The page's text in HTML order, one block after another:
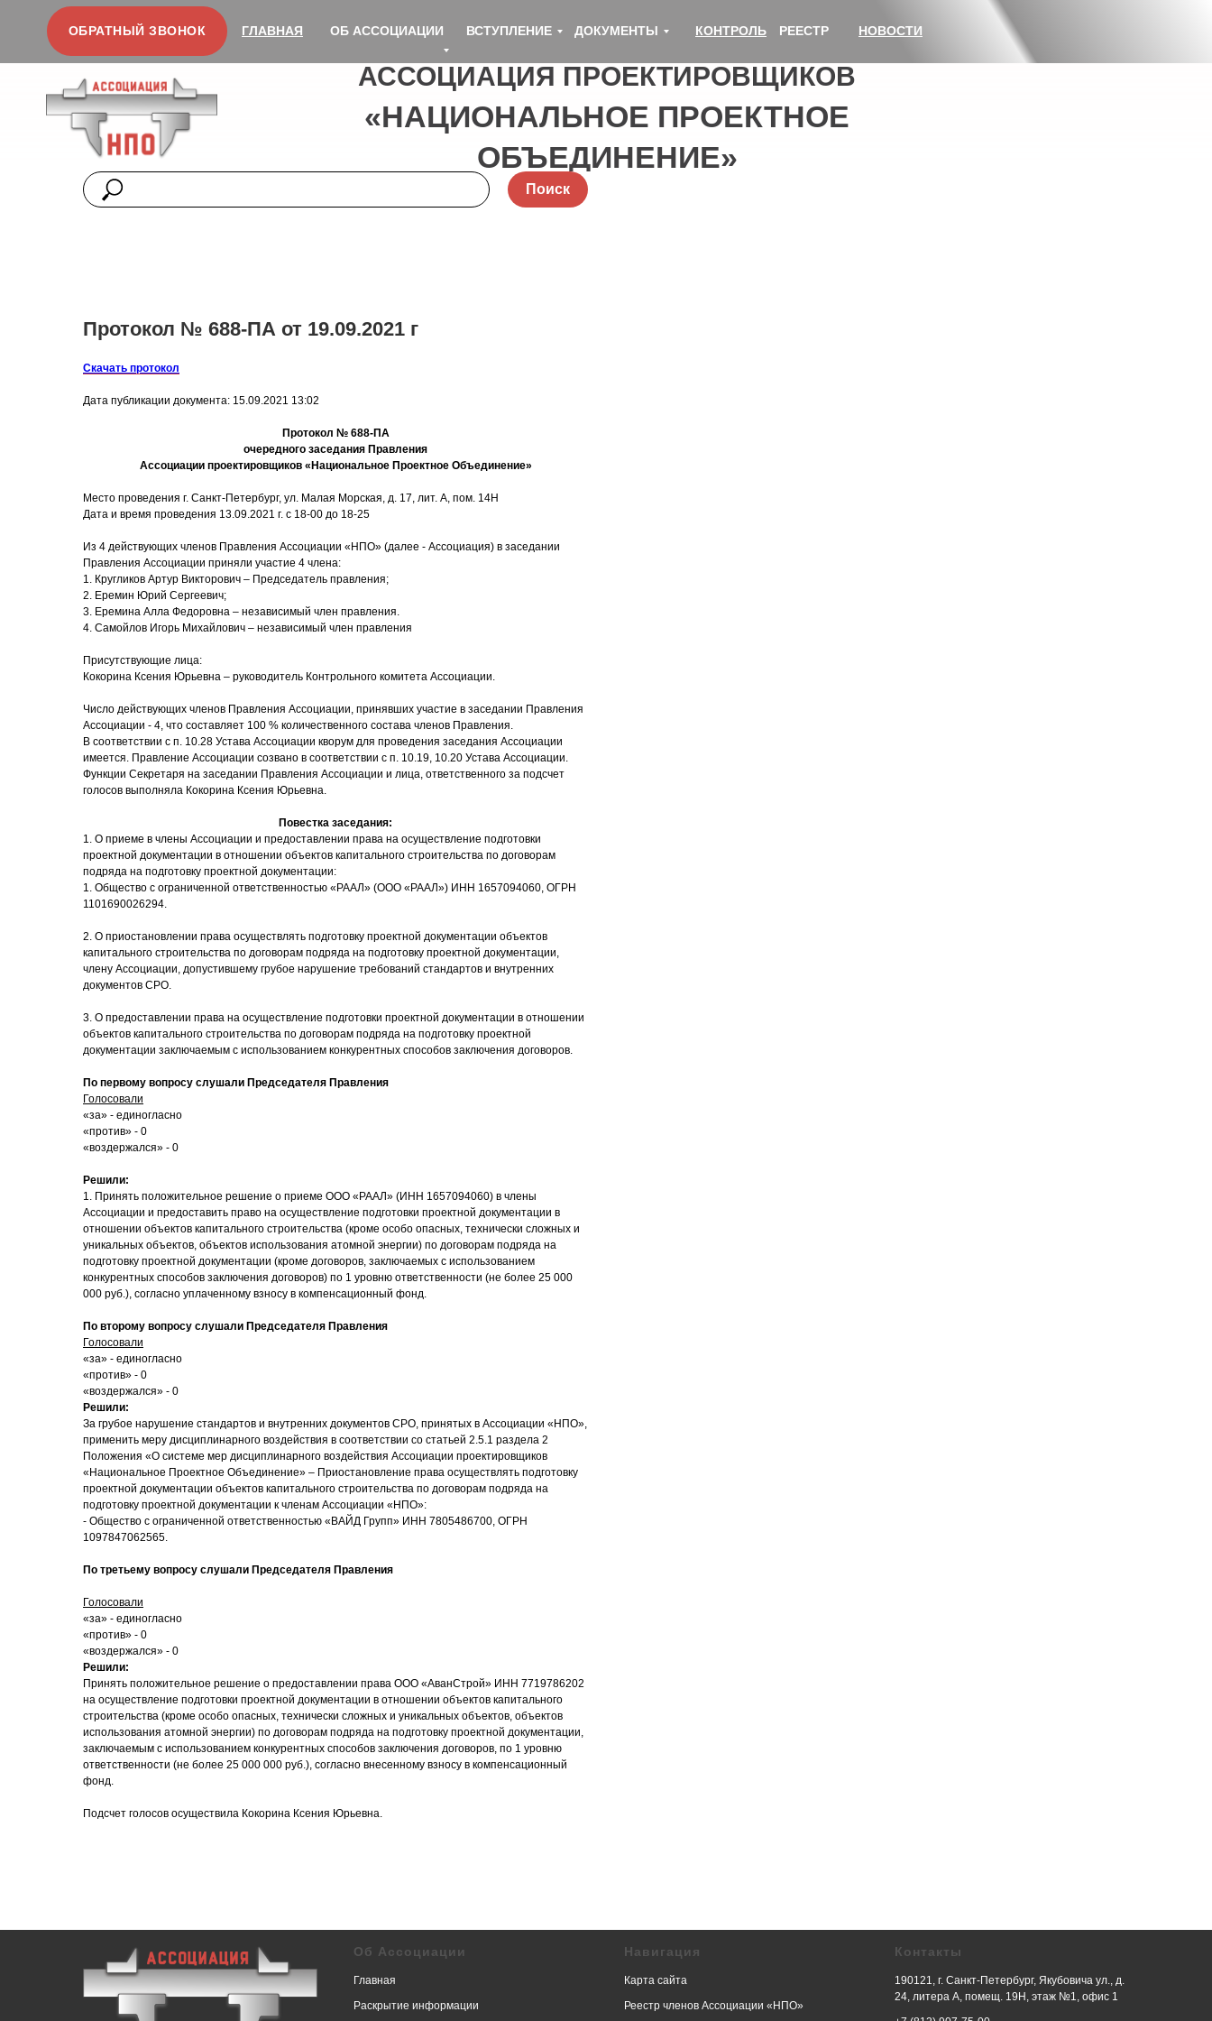
ОБ АССОЦИАЦИИ ДОКУМЕНТЫ
ВСТУПЛЕНИЕ КОНТРОЛЬ
ГЛАВНАЯ РЕЕСТР НОВОСТИ
ОБРАТНЫЙ ЗВОНОК
АССОЦИАЦИЯ ПРОЕКТИРОВЩИКОВ
«НАЦИОНАЛЬНОЕ ПРОЕКТНОЕ
ОБЪЕДИНЕНИЕ»
Поиск
Протокол № 688-ПА от 19.09.2021 г
Скачать протокол
Дата публикации документа: 15.09.2021 13:02
Протокол № 688-ПА
очередного заседания Правления
Ассоциации проектировщиков «Национальное Проектное Объединение»
Место проведения г. Санкт-Петербург, ул. Малая Морская, д. 17, лит. А, пом. 14Н
Дата и время проведения 13.09.2021 г. с 18-00 до 18-25
Из 4 действующих членов Правления Ассоциации «НПО» (далее - Ассоциация) в заседании
Правления Ассоциации приняли участие 4 члена:
1. Кругликов Артур Викторович – Председатель правления;
2. Еремин Юрий Сергеевич;
3. Еремина Алла Федоровна – независимый член правления.
4. Самойлов Игорь Михайлович – независимый член правления
Присутствующие лица:
Кокорина Ксения Юрьевна – руководитель Контрольного комитета Ассоциации.
Число действующих членов Правления Ассоциации, принявших участие в заседании Правления
Ассоциации - 4, что составляет 100 % количественного состава членов Правления.
В соответствии с п. 10.28 Устава Ассоциации кворум для проведения заседания Ассоциации
имеется. Правление Ассоциации созвано в соответствии с п. 10.19, 10.20 Устава Ассоциации.
Функции Секретаря на заседании Правления Ассоциации и лица, ответственного за подсчет
голосов выполняла Кокорина Ксения Юрьевна.
Повестка заседания:
1. О приеме в члены Ассоциации и предоставлении права на осуществление подготовки
проектной документации в отношении объектов капитального строительства по договорам
подряда на подготовку проектной документации:
1. Общество с ограниченной ответственностью «РААЛ» (ООО «РААЛ») ИНН 1657094060, ОГРН
1101690026294.
2. О приостановлении права осуществлять подготовку проектной документации объектов
капитального строительства по договорам подряда на подготовку проектной документации,
члену Ассоциации, допустившему грубое нарушение требований стандартов и внутренних
документов СРО.
3. О предоставлении права на осуществление подготовки проектной документации в отношении
объектов капитального строительства по договорам подряда на подготовку проектной
документации заключаемым с использованием конкурентных способов заключения договоров.
По первому вопросу слушали Председателя Правления
Голосовали
«за» - единогласно
«против» - 0
«воздержался» - 0
Решили:
1. Принять положительное решение о приеме ООО «РААЛ» (ИНН 1657094060) в члены
Ассоциации и предоставить право на осуществление подготовки проектной документации в
отношении объектов капитального строительства (кроме особо опасных, технически сложных и
уникальных объектов, объектов использования атомной энергии) по договорам подряда на
подготовку проектной документации (кроме договоров, заключаемых с использованием
конкурентных способов заключения договоров) по 1 уровню ответственности (не более 25 000
000 руб.), согласно уплаченному взносу в компенсационный фонд.
По второму вопросу слушали Председателя Правления
Голосовали
«за» - единогласно
«против» - 0
«воздержался» - 0
Решили:
За грубое нарушение стандартов и внутренних документов СРО, принятых в Ассоциации «НПО»,
применить меру дисциплинарного воздействия в соответствии со статьей 2.5.1 раздела 2
Положения «О системе мер дисциплинарного воздействия Ассоциации проектировщиков
«Национальное Проектное Объединение» – Приостановление права осуществлять подготовку
проектной документации объектов капитального строительства по договорам подряда на
подготовку проектной документации к членам Ассоциации «НПО»:
- Общество с ограниченной ответственностью «ВАЙД Групп» ИНН 7805486700, ОГРН
1097847062565.
По третьему вопросу слушали Председателя Правления
Голосовали
«за» - единогласно
«против» - 0
«воздержался» - 0
Решили:
Принять положительное решение о предоставлении права ООО «АванСтрой» ИНН 7719786202
на осуществление подготовки проектной документации в отношении объектов капитального
строительства (кроме особо опасных, технически сложных и уникальных объектов, объектов
использования атомной энергии) по договорам подряда на подготовку проектной документации,
заключаемым с использованием конкурентных способов заключения договоров, по 1 уровню
ответственности (не более 25 000 000 руб.), согласно внесенному взносу в компенсационный
фонд.
Подсчет голосов осуществила Кокорина Ксения Юрьевна.
Об Ассоциации
Главная
Раскрытие информации
Навигация
Карта сайта
Реестр членов Ассоциации «НПО»
Контакты
190121, г. Санкт-Петербург, Якубовича ул., д.
24, литера А, помещ. 19Н, этаж №1, офис 1